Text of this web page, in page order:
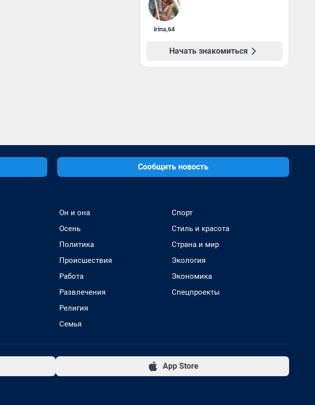
irina,64
Начать знакомиться
Сообщить новость
Он и она
Осень
Политика
Происшествия
Работа
Развлечения
Религия
Семья
Спорт
Стиль и красота
Страна и мир
Экология
Экономика
Спецпроекты
App Store